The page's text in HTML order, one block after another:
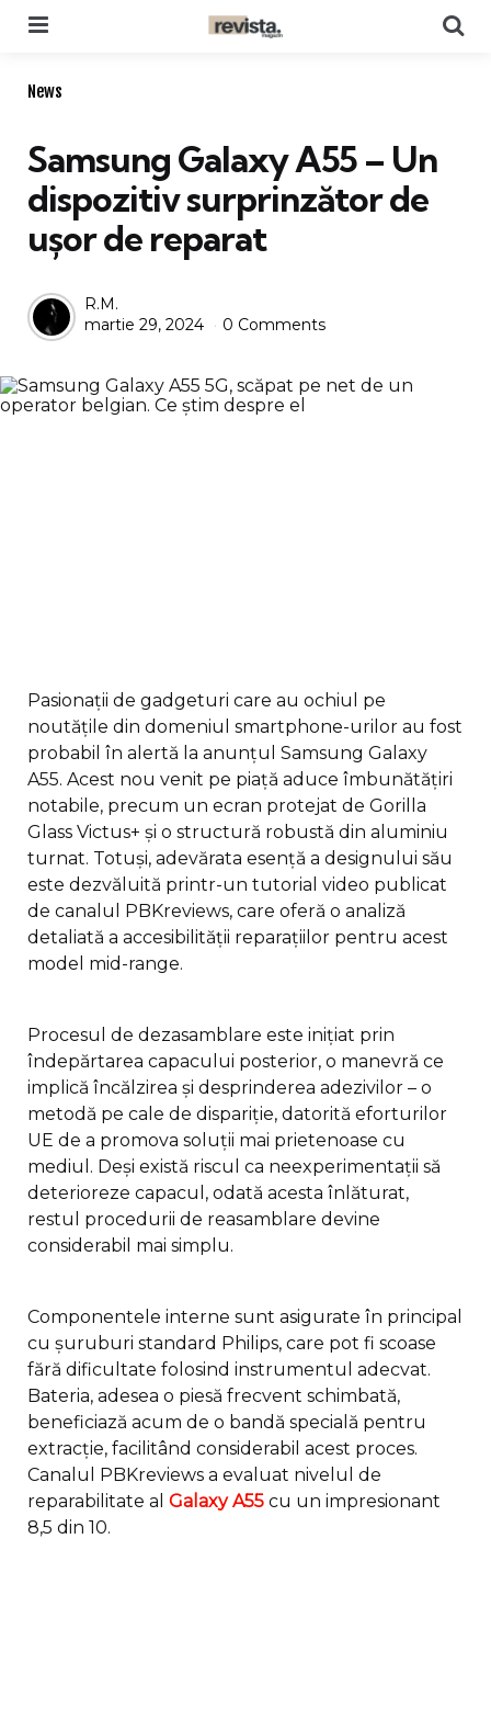
Categories
News
Samsung Galaxy A55 – Un
dispozitiv surprinzător de
ușor de reparat
Posted
by
R.M.
martie 29, 2024
0 Comments
Pasionații de gadgeturi care au ochiul pe
noutățile din domeniul smartphone-urilor au fost
probabil în alertă la anunțul Samsung Galaxy
A55. Acest nou venit pe piață aduce îmbunătățiri
notabile, precum un ecran protejat de Gorilla
Glass Victus+ și o structură robustă din aluminiu
turnat. Totuși, adevărata esență a designului său
este dezvăluită printr-un tutorial video publicat
de canalul PBKreviews, care oferă o analiză
detaliată a accesibilității reparațiilor pentru acest
model mid-range.
Procesul de dezasamblare este inițiat prin
îndepărtarea capacului posterior, o manevră ce
implică încălzirea și desprinderea adezivilor – o
metodă pe cale de dispariție, datorită eforturilor
UE de a promova soluții mai prietenoase cu
mediul. Deși există riscul ca neexperimentații să
deterioreze capacul, odată acesta înlăturat,
restul procedurii de reasamblare devine
considerabil mai simplu.
Componentele interne sunt asigurate în principal
cu șuruburi standard Philips, care pot fi scoase
fără dificultate folosind instrumentul adecvat.
Bateria, adesea o piesă frecvent schimbată,
beneficiază acum de o bandă specială pentru
extracție, facilitând considerabil acest proces.
Canalul PBKreviews a evaluat nivelul de
reparabilitate al Galaxy A55 cu un impresionant
8,5 din 10.